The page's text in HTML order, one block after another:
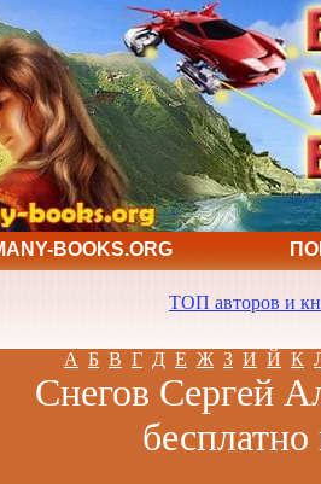
BOOKS.ORG
ТОП авторов и
А Б В Г Д Е Ж З И Й К
Снегов Сергей